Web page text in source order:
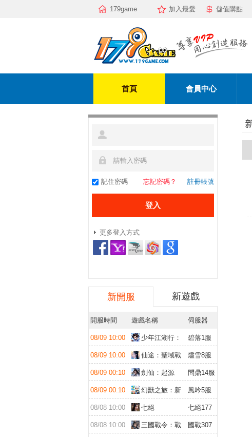
179game 加入最愛 儲值購點
首頁 會員中心
記住密碼 忘記密碼？ 註冊帳號
更多登入方式
新開服 新遊戲
開服時間 遊戲名稱 伺服器
08/09 10:00
少年江湖行：
福利版
碧落1服
08/09 10:00
仙途：聖域戰
場
燼雪8服
08/09 00:10 劍仙：起源 問鼎14服
08/09 00:10
幻獸之旅：新
紀元
風吟5服
08/08 10:00 七絕
七絕177
08/08 10:00
三國戰令：戰
國戰307